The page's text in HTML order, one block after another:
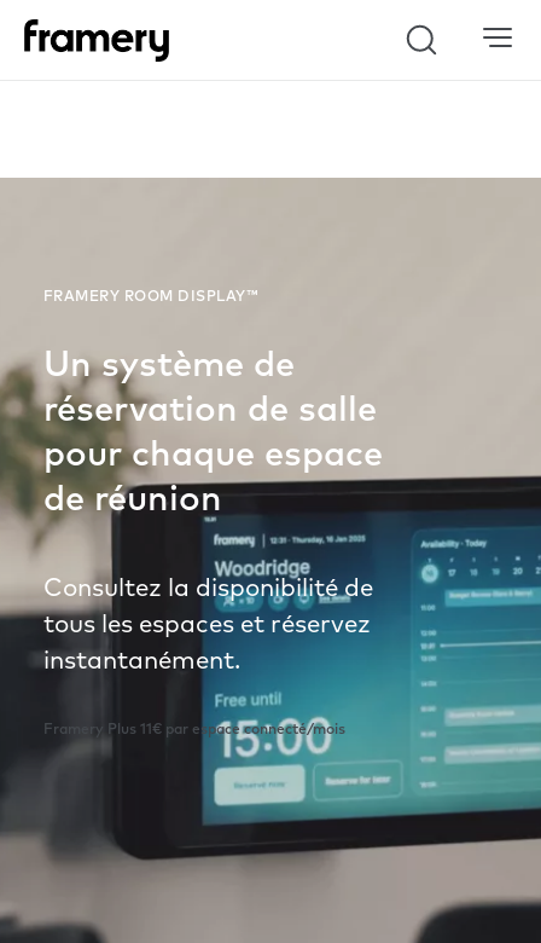
Search
FRAMERY ROOM DISPLAY™
Un système de
réservation de salle
pour chaque espace
de réunion
Consultez la disponibilité de
tous les espaces et réservez
instantanément.
Framery Plus 11€ par espace connecté/mois